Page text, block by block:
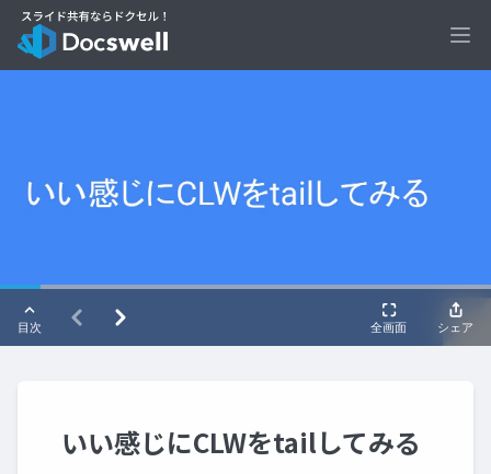
いい感じにCLWをtailしてみる